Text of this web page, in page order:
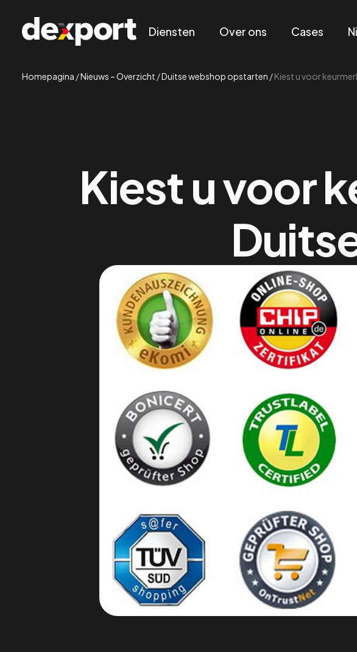
Diensten Over ons Cases
Homepagina /Nieuws – Overzicht /Duitse webshop opstarten /Kiest u voor
Kiest u voor